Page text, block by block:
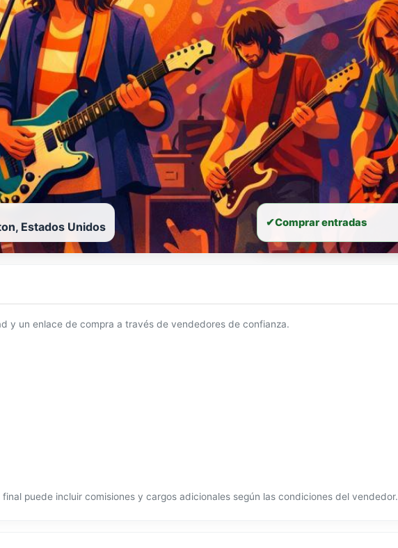
Estados Unidos ✔Comprar entradas
y un enlace de compra a través de vendedores de confianza.
puede incluir comisiones y cargos adicionales según las condiciones del vendedor.